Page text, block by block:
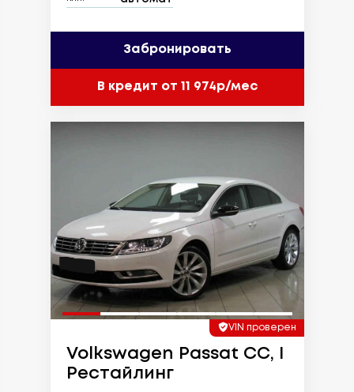
Забронировать
В кредит от 11 974р/мес
VIN проверен
Volkswagen Passat CC, I
Рестайлинг